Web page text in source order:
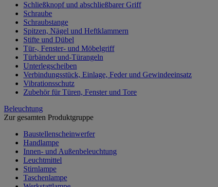
Schließknopf und abschließbarer Griff
Schraube
Schraubstange
Spitzen, Nägel und Heftklammern
Stifte und Dübel
Tür-, Fenster- und Möbelgriff
Türbänder und-Türangeln
Unterlegscheiben
Verbindungsstück, Einlage, Feder und Gewindeeinsatz
Vibrationsschutz
Zubehör für Türen, Fenster und Tore
Beleuchtung
Zur gesamten Produktgruppe
Baustellenscheinwerfer
Handlampe
Innen- und Außenbeleuchtung
Leuchtmittel
Stirnlampe
Taschenlampe